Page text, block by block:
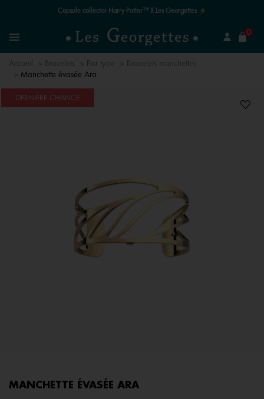
Capsule collector Harry Potter™ X Les Georgettes ⚡
MenuRecherchez un bijou
0
Manchette évasée Ara
DERNIÈRE CHANCE
MANCHETTE ÉVASÉE ARA